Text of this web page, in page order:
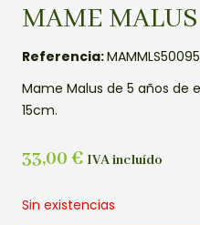
MAME MALUS
Referencia:MAMMLS50095
Mame Malus de 5 años de
15cm.
33,00 € IVA incluído
Sin existencias